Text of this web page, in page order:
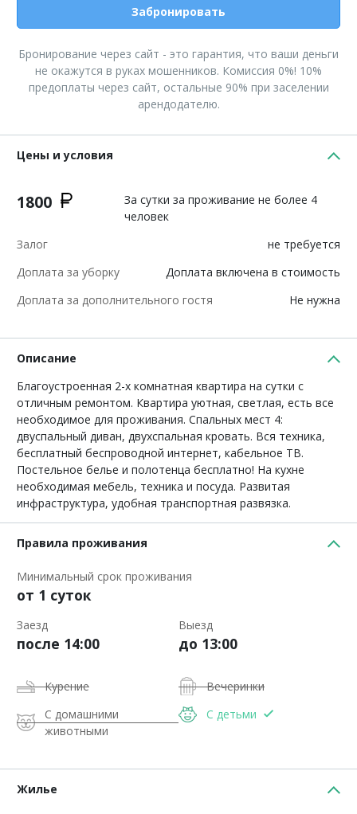
Забронировать
Бронирование через сайт - это гарантия, что ваши деньги
не окажутся в руках мошенников. Комиссия 0%! 10%
предоплаты через сайт, остальные 90% при заселении
арендодателю.
Цены и условия
1800
За сутки за проживание не более 4
человек
Залог
не требуется
Доплата за уборку
Доплата включена в стоимость
Доплата за дополнительного гостя
Не нужна
Описание
Благоустроенная 2-х комнатная квартира на сутки с
отличным ремонтом. Квартира уютная, светлая, есть все
необходимое для проживания. Спальных мест 4:
двуспальный диван, двухспальная кровать. Вся техника,
бесплатный беспроводной интернет, кабельное ТВ.
Постельное белье и полотенца бесплатно! На кухне
необходимая мебель, техника и посуда. Развитая
инфраструктура, удобная транспортная развязка.
Правила проживания
Минимальный срок проживания
от 1 суток
Заезд
после 14:00
Выезд
до 13:00
Курение
Вечеринки
С домашними
животными
С детьми
Жилье